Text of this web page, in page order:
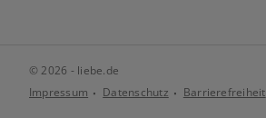
© 2026 - liebe.de
Impressum
Datenschutz Barrierefreiheit